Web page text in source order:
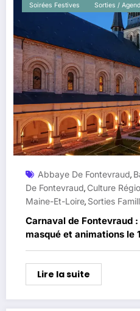
Soirées Festives Sorties /
Abbaye De Fontevraud,
De Fontevraud, Culture
Maine-Et-Loire, Sorties
Carnaval de Fontevraud
masqué et animations le
Lire la suite